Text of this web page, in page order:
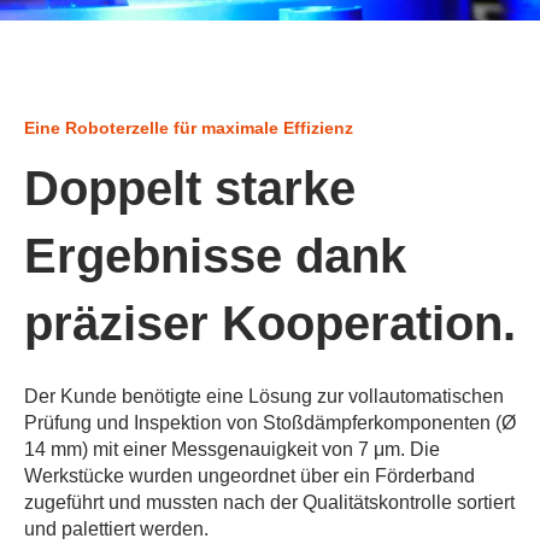
Eine Roboterzelle für maximale Effizienz
Doppelt starke
Ergebnisse dank
präziser Kooperation.
Der Kunde benötigte eine Lösung zur vollautomatischen
Prüfung und Inspektion von Stoßdämpferkomponenten (Ø
14 mm) mit einer Messgenauigkeit von 7 μm. Die
Werkstücke wurden ungeordnet über ein Förderband
zugeführt und mussten nach der Qualitätskontrolle sortiert
und palettiert werden.